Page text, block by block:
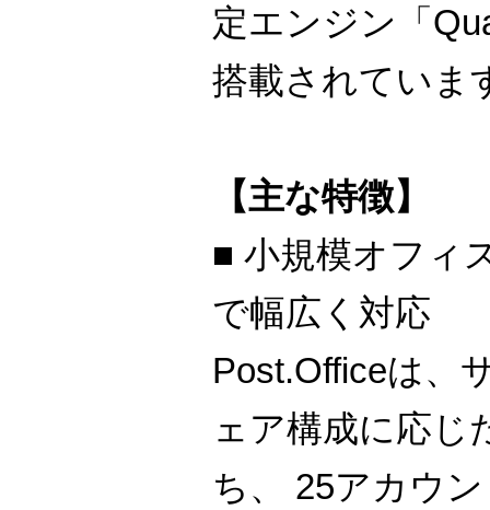
定エンジン「
搭載されていま
【主な特徴】
■ 小規模オフィ
で幅広く対応
Post.Officeは、
ェア構成に応じ
ち、 25アカウ